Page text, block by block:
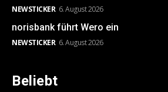
NEWSTICKER 6. August 2026
norisbank führt Wero ein
NEWSTICKER 6. August 2026
Beliebt